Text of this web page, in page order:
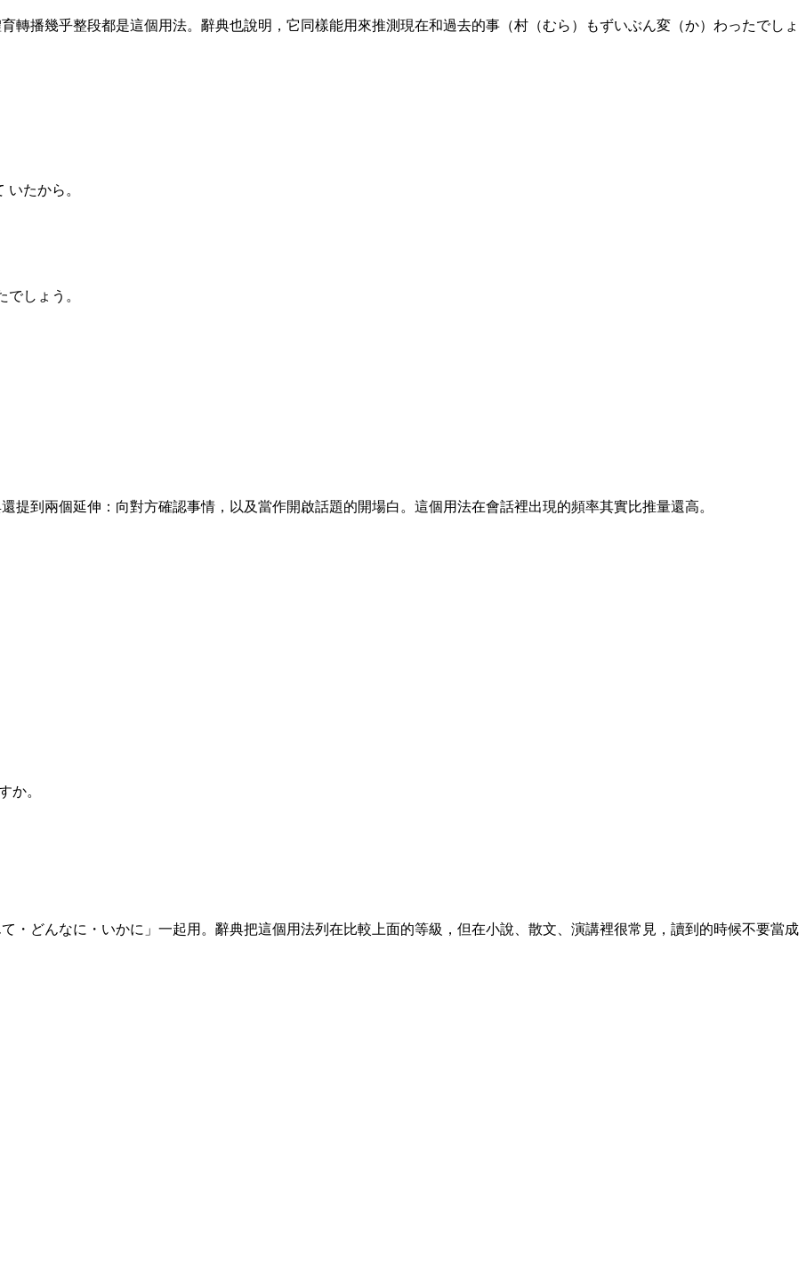
轉播幾乎整段都是這個用法。辭典也說明，它同樣能用來推測現在和過去的事（村（むら）もずいぶん変（か）わったでしょ
いたから。
でしょう。
提到兩個延伸：向對方確認事情，以及當作開啟話題的開場白。這個用法在會話裡出現的頻率其實比推量還高。
か。
・どんなに・いかに」一起用。辭典把這個用法列在比較上面的等級，但在小說、散文、演講裡很常見，讀到的時候不要當成